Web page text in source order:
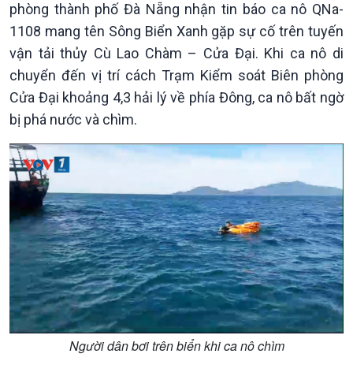
Chính trị
Tin Chính trị
Chính phủ với người dân
Quốc hội với cử tri
Xây dựng đảng
Đảng trong cuộc sống
Nhận diện sự thật
Pháp luật và đời sống
Thế giới
Tin thế giới
Hồ sơ sự kiện quốc tế
Thế giới & Việt Nam
Biên cương - Một dải vững
bền
Nông nghiệp & Biển đảo
phòng thành phố Đà Nẵng nhận tin báo ca nô QNa-
1108 mang tên Sông Biển Xanh gặp sự cố trên tuyến
vận tải thủy Cù Lao Chàm – Cửa Đại. Khi ca nô di
chuyển đến vị trí cách Trạm Kiểm soát Biên phòng
Cửa Đại khoảng 4,3 hải lý về phía Đông, ca nô bất ngờ
bị phá nước và chìm.
Người dân bơi trên biển khi ca nô chìm